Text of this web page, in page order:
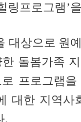
링프로그램’
대상으로 원
돌봄가족
프로그램
대한 지역
.